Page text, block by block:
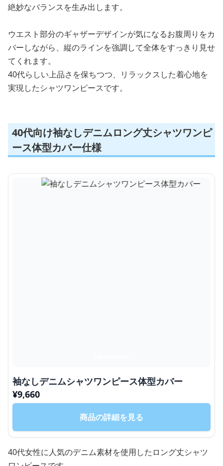
絶妙なバランスを生み出します。
ウエスト部分のギャザーデザインが気になるお腹周りをカ
バーしながら、縦のラインを強調して全体をすっきり見せ
てくれます。
40代らしい上品さを保ちつつ、リラックスした着心地を
実現したシャツワンピースです。
40代向け袖なしデニムロング丈シャツワンピ
ース体型カバー仕様
袖なしデニムシャツワンピース体型カバー
¥9,660
商品の詳細を見る
40代女性に人気のデニム素材を使用したロング丈シャツ